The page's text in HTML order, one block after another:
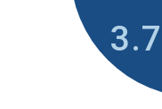
3.7